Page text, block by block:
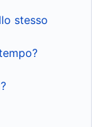
stesso